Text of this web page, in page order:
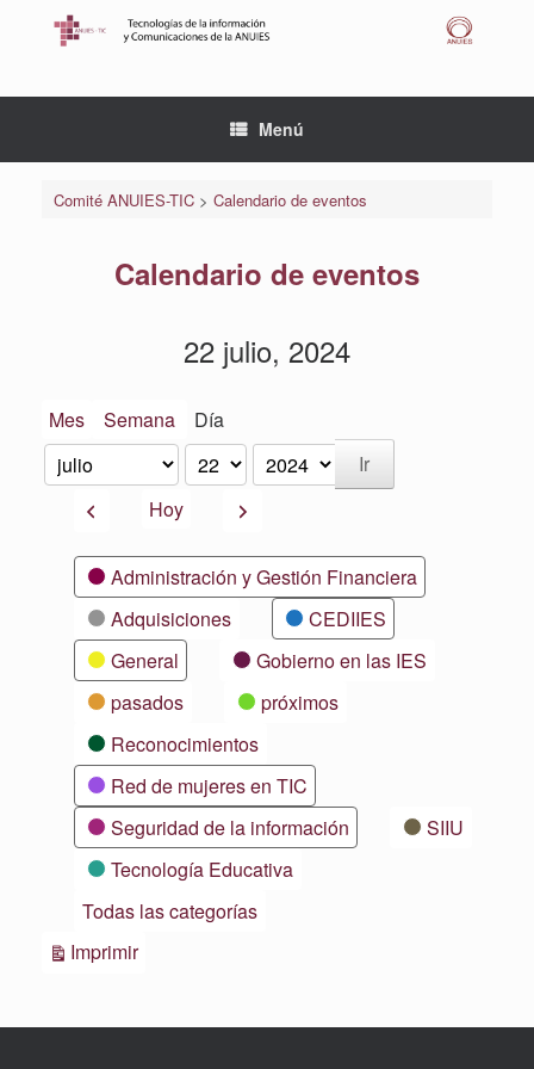
Menú
Comité ANUIES-TIC> Calendario de eventos
Calendario de eventos
22 julio, 2024
Mes Semana Día
Mes
Día
Año
AnteriorHoy Siguiente
CategoríasAdministración y Gestión Financiera
Adquisiciones
CEDIIES
General
Gobierno en las IES
pasados
próximos
Reconocimientos
Red de mujeres en TIC
Seguridad de la información
SIIU
Tecnología Educativa
Todas las categorías
ImprimirVistas